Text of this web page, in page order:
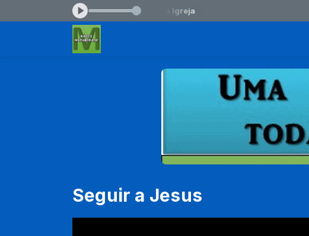
Tocando agora: Caciane Festa da Igreja
Seguir a Jesus